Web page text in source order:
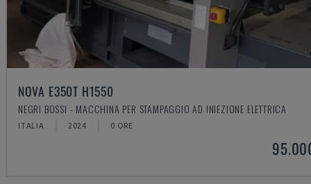
NOVA E350T H1550
NEGRI BOSSI - MACCHINA PER STAMPAGGIO AD INIEZIONE ELETTRICA
ITALIA 2024 0 ORE